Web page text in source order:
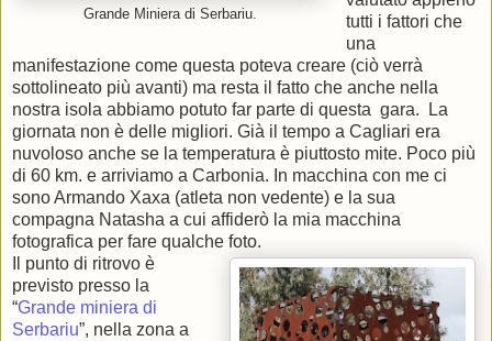
Grande Miniera di Serbariu.
tutti i fattori che
una
manifestazione come questa poteva creare (ciò verrà
sottolineato più avanti) ma resta il fatto che anche nella
nostra isola abbiamo potuto far parte di questa gara. La
giornata non è delle migliori. Già il tempo a Cagliari era
nuvoloso anche se la temperatura è piuttosto mite. Poco più
di 60 km. e arriviamo a Carbonia. In macchina con me ci
sono Armando Xaxa (atleta non vedente) e la sua
compagna Natasha a cui affiderò la mia macchina
fotografica per fare qualche foto.
Il punto di ritrovo è
previsto presso la
“Grande miniera di
Serbariu”, nella zona a